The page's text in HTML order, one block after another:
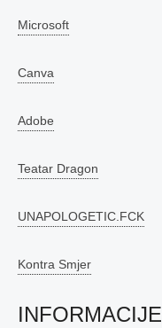
Microsoft
Canva
Adobe
Teatar Dragon
UNAPOLOGETIC.FCK
Kontra Smjer
INFORMACIJE